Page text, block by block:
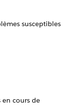
susceptibles
cours de